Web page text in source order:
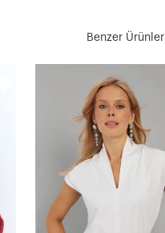
Benzer Ürünler